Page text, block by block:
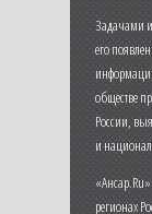
Задачами
его
обществе
России,
и
регионах